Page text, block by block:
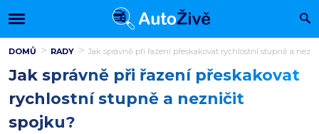
DOMŮ RADY Jak správně při řazení přeskakovat rychlostní stupně a
Jak správně při řazení přeskakovat
rychlostní stupně a nezničit
spojku?